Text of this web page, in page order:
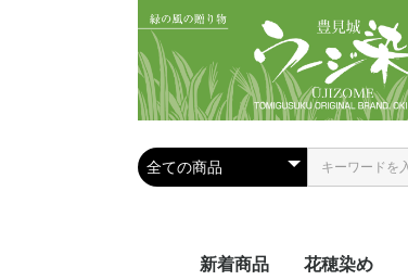
新着商品 花穂染め